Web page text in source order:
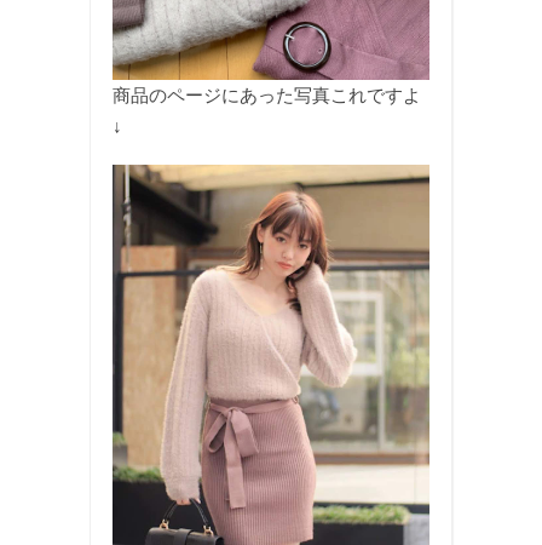
商品のページにあった写真これですよ
↓